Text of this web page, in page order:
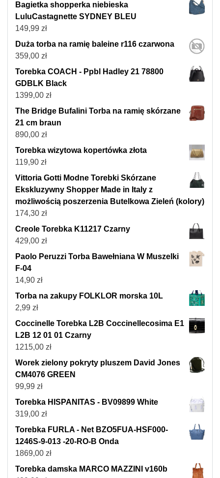
Bagietka shopperka niebieska
LuluCastagnette SYDNEY BLEU
149,99 zł
Duża torba na ramię baleine r116 czarwona
359,00 zł
Torebka COACH - Ppbl Hadley 21 78800
GDBLK Black
1399,00 zł
The Bridge Bufalini Torba na ramię skórzane
21 cm braun
890,00 zł
Torebka wizytowa kopertówka złota
119,90 zł
Vittoria Gotti Modne Torebki Skórzane
Ekskluzywny Shopper Made in Italy z
możliwością poszerzenia Butelkowa Zieleń (kolory)
174,30 zł
Creole Torebka K11217 Czarny
429,00 zł
Paolo Peruzzi Torba Bawełniana W Muszelki
F-04
14,90 zł
Torba na zakupy FOLKLOR morska 10L
2,99 zł
Coccinelle Torebka L2B Coccinellecosima E1
L2B 12 01 01 Czarny
1215,00 zł
Worek zielony pokryty pluszem David Jones
CM4076 GREEN
99,99 zł
Torebka HISPANITAS - BV09899 White
319,00 zł
Torebka FURLA - Net BZO5FUA-HSF000-
1246S-9-013 -20-RO-B Onda
1869,00 zł
Torebka damska MARCO MAZZINI v160b